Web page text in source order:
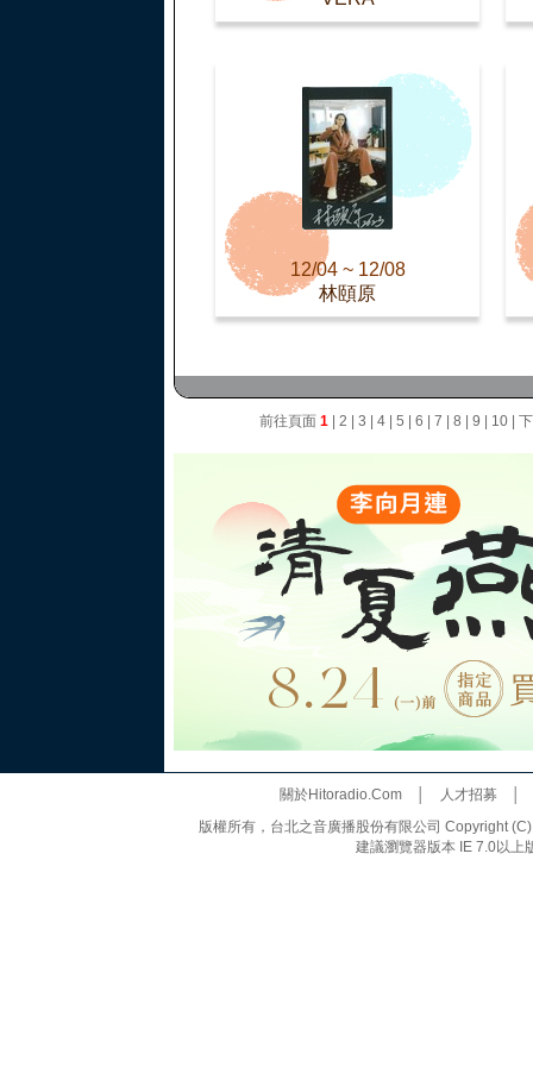
12/04 ~ 12/08
林頤原
前往頁面 1| 2 3 4| 5 6 7 8 9 10|
關於Hitoradio.Com│ 人才招募
版權所有，台北之音廣播股份有限公司 Copyright
建議瀏覽器版本 IE 7.0以上